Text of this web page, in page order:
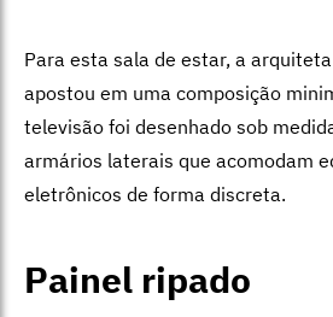
Para esta sala de estar, a arquiteta
apostou em uma composição
televisão foi desenhado sob
armários laterais que acomodam
eletrônicos de forma discreta.
Painel ripado